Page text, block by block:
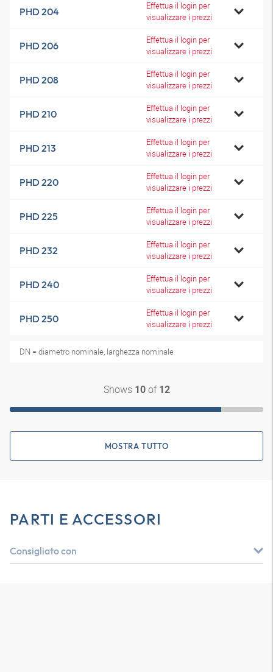
PHD 204
Effettua il login per
visualizzare i prezzi
PHD 206
Effettua il login per
visualizzare i prezzi
PHD 208
Effettua il login per
visualizzare i prezzi
PHD 210
Effettua il login per
visualizzare i prezzi
PHD 213
Effettua il login per
visualizzare i prezzi
PHD 220
Effettua il login per
visualizzare i prezzi
PHD 225
Effettua il login per
visualizzare i prezzi
PHD 232
Effettua il login per
visualizzare i prezzi
PHD 240
Effettua il login per
visualizzare i prezzi
PHD 250
Effettua il login per
visualizzare i prezzi
DN = diametro nominale, larghezza nominale
Shows 10of 12
MOSTRA TUTTO
PARTI E ACCESSORI
Consigliato con